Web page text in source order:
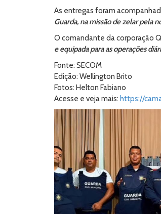
As entregas foram
Guarda, na missão de zelar pela
O comandante da corporação
e equipada para as operações
Fonte: SECOM
Edição: Wellington Brito
Fotos: Helton Fabiano
Acesse e veja mais: https://